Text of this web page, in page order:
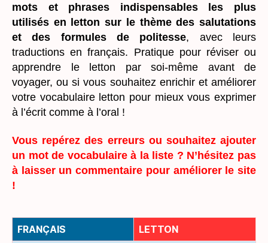
mots et phrases indispensables les plus
utilisés en letton sur le thème des salutations
et des formules de politesse, avec leurs
traductions en français. Pratique pour réviser ou
apprendre le letton par soi-même avant de
voyager, ou si vous souhaitez enrichir et améliorer
votre vocabulaire letton pour mieux vous exprimer
à l’écrit comme à l’oral !
Vous repérez des erreurs ou souhaitez ajouter
un mot de vocabulaire à la liste ? N’hésitez pas
à laisser un commentaire pour améliorer le site
!
FRANÇAIS
LETTON